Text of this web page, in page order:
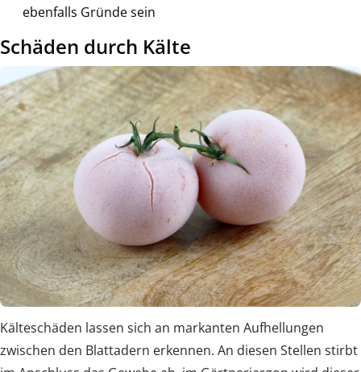
ebenfalls Gründe sein
Schäden durch Kälte
Kälteschäden lassen sich an markanten Aufhellungen
zwischen den Blattadern erkennen. An diesen Stellen stirbt